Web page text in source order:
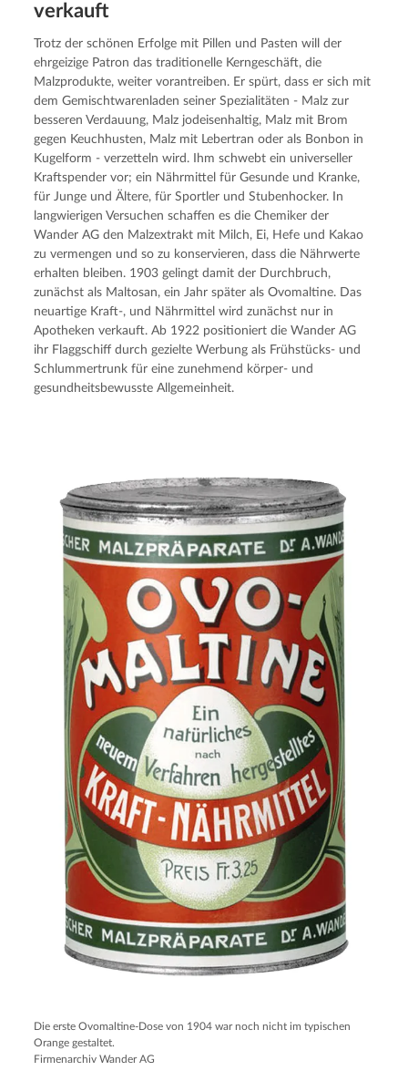
verkauft
Trotz der schönen Erfolge mit Pillen und Pasten will der
ehrgeizige Patron das traditionelle Kerngeschäft, die
Malzprodukte, weiter vorantreiben. Er spürt, dass er sich mit
dem Gemischtwarenladen seiner Spezialitäten - Malz zur
besseren Verdauung, Malz jodeisenhaltig, Malz mit Brom
gegen Keuchhusten, Malz mit Lebertran oder als Bonbon in
Kugelform - verzetteln wird. Ihm schwebt ein universeller
Kraftspender vor; ein Nährmittel für Gesunde und Kranke,
für Junge und Ältere, für Sportler und Stubenhocker. In
langwierigen Versuchen schaffen es die Chemiker der
Wander AG den Malzextrakt mit Milch, Ei, Hefe und Kakao
zu vermengen und so zu konservieren, dass die Nährwerte
erhalten bleiben. 1903 gelingt damit der Durchbruch,
zunächst als Maltosan, ein Jahr später als Ovomaltine. Das
neuartige Kraft-, und Nährmittel wird zunächst nur in
Apotheken verkauft. Ab 1922 positioniert die Wander AG
ihr Flaggschiff durch gezielte Werbung als Frühstücks- und
Schlummertrunk für eine zunehmend körper- und
gesundheitsbewusste Allgemeinheit.
Die erste Ovomaltine-Dose von 1904 war noch nicht im typischen
Orange gestaltet.
Firmenarchiv Wander AG